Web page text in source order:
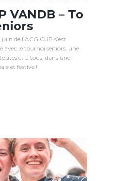
VANDB – To
de l’ACG CUP s’est
avec le tournoi seniors, une
et à tous, dans une
et festive !